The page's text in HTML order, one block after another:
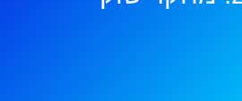
של העסק שלכם ומה מניע